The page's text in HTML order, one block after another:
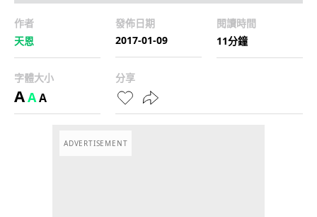
作者
天恩
發佈日期
2017-01-09
閱讀時間
11分鐘
字體大小
AAA
分享
ADVERTISEMENT